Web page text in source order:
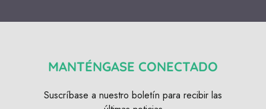
MANTÉNGASE CONECTADO
Suscríbase a nuestro boletín para recibir las